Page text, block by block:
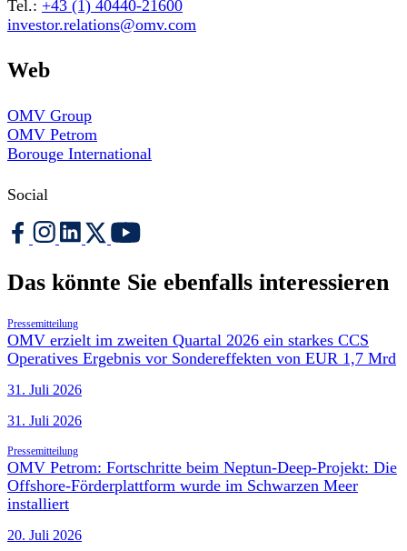
Tel.: +43 (1) 40440-21600
investor.relations@omv.com
Web
OMV Group
OMV Petrom
Borouge International
Social
Das könnte Sie ebenfalls interessieren
Pressemitteilung
OMV erzielt im zweiten Quartal 2026 ein starkes CCS
Operatives Ergebnis vor Sondereffekten von EUR 1,7 Mrd
31. Juli 2026
31. Juli 2026
Pressemitteilung
OMV Petrom: Fortschritte beim Neptun-Deep-Projekt: Die
Offshore-Förderplattform wurde im Schwarzen Meer
installiert
20. Juli 2026